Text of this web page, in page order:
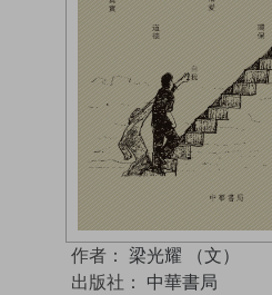
作者： 梁光耀 （文）
出版社： 中華書局